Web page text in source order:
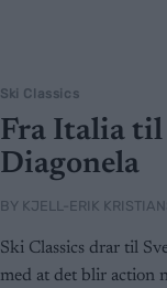
Ski Classics
Fra Italia til
Diagonela
BY KJELL-ERIK
Ski Classics drar til
med at det blir action